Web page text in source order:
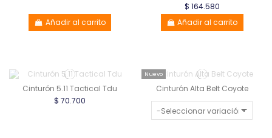
Añadir al carrito
$ 164.580
Añadir al carrito
Cinturón 5.11 Tactical Tdu
$ 70.700
Nuevo
Cinturón Alta Belt Coyote